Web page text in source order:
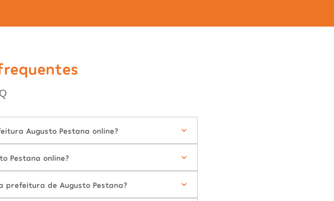
Augusto Pestana online?
Pestana online?
prefeitura de Augusto Pestana?